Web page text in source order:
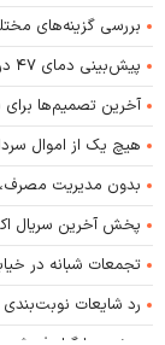
بررسی گزینه‌های
پیش‌بینی دمای ۴۷ درجه در عراق طی در روز اربعین
آخرین تصمیم‌ها
هیچ یک از اموال
بدون مدیریت مصرف،
پخش آخرین سریال
تجمعات شبانه در
رد شایعات